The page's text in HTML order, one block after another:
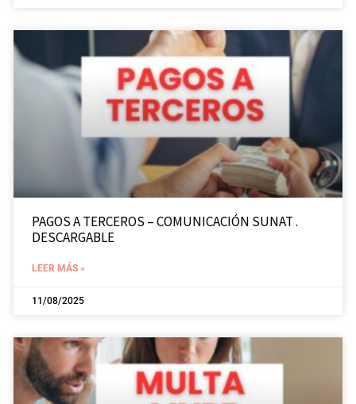
PAGOS A TERCEROS – COMUNICACIÓN SUNAT .
DESCARGABLE
LEER MÁS »
11/08/2025